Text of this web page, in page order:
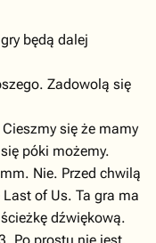
będą dalej
Zadowolą się
się że mamy
póki możemy.
Nie. Przed chwilą
Last of Us. Ta gra ma
dźwiękową.